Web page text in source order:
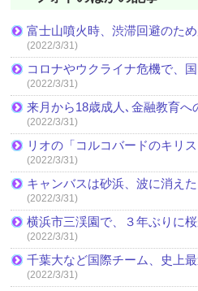
富士山噴火時、渋滞回避のた
(2022/3/31)
コロナやウクライナ危機で、
(2022/3/31)
来月から18歳成人､金融教育へ
(2022/3/31)
リオの「コルコバードのキリ
(2022/3/31)
キャンバスは砂浜、波に消えた
(2022/3/31)
横浜市三渓園で、３年ぶりに
(2022/3/31)
千葉大など国際チーム、史上
(2022/3/31)